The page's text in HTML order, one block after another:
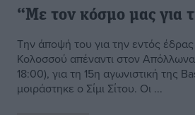
“Με τον κόσμο μας για
Την άποψή του για την εντός
Κολοσσού απέναντι στον
18:00), για τη 15η αγωνιστική της
μοιράστηκε ο Σίμι Σίτου. Οι ...